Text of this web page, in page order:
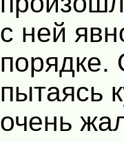
с ней
порядке.
пытаясь
очень